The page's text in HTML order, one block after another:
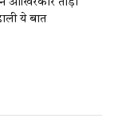
ने आखिरकार तोड़ी
ये बात